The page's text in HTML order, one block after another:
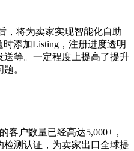
，将为卖家实现智能化自助
添加Listing，注册进度透明
等。一定程度上提高了提升
。
客户数量已经高达5,000+，
检测认证，为卖家出口全球提